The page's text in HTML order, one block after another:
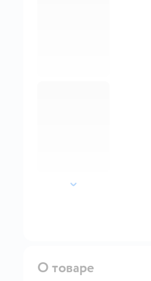
далее
О товаре